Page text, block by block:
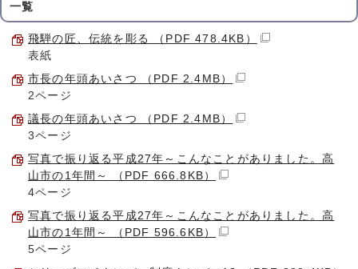
一覧
飛騨の匠、伝統を彫る （PDF 478.4KB）
表紙
市長の年頭あいさつ （PDF 2.4MB）
2ページ
議長の年頭あいさつ （PDF 2.4MB）
3ページ
写真で振り返る平成27年～こんなことがありました。高
山市の1年間～ （PDF 666.8KB）
4ページ
写真で振り返る平成27年～こんなことがありました。高
山市の1年間～ （PDF 596.6KB）
5ページ